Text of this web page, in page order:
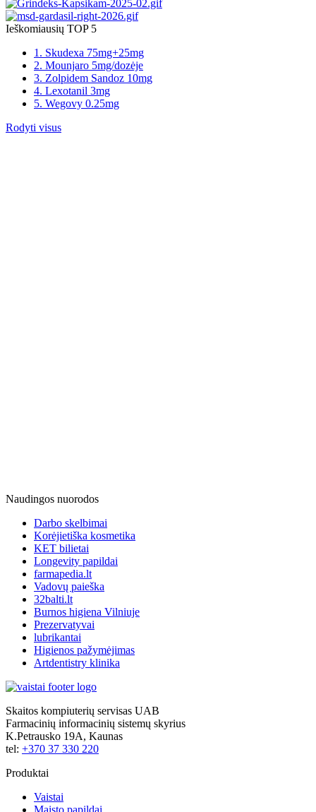
Ieškomiausių TOP 5
1. Skudexa 75mg+25mg
2. Mounjaro 5mg/dozėje
3. Zolpidem Sandoz 10mg
4. Lexotanil 3mg
5. Wegovy 0.25mg
Rodyti visus
Naudingos nuorodos
Darbo skelbimai
Korėjietiška kosmetika
KET bilietai
Longevity papildai
farmapedia.lt
Vadovų paieška
32balti.lt
Burnos higiena Vilniuje
Prezervatyvai
lubrikantai
Higienos pažymėjimas
Artdentistry klinika
Skaitos kompiuterių servisas UAB
Farmacinių informacinių sistemų skyrius
K.Petrausko 19A, Kaunas
tel: +370 37 330 220
Produktai
Vaistai